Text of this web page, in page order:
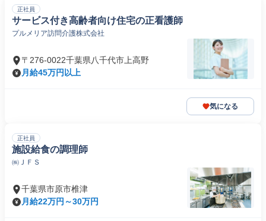
正社員
サービス付き高齢者向け住宅の正看護師
プルメリア訪問介護株式会社
〒276-0022千葉県八千代市上高野
月給45万円以上
気になる
正社員
施設給食の調理師
㈱ＪＦＳ
千葉県市原市椎津
月給22万円～30万円